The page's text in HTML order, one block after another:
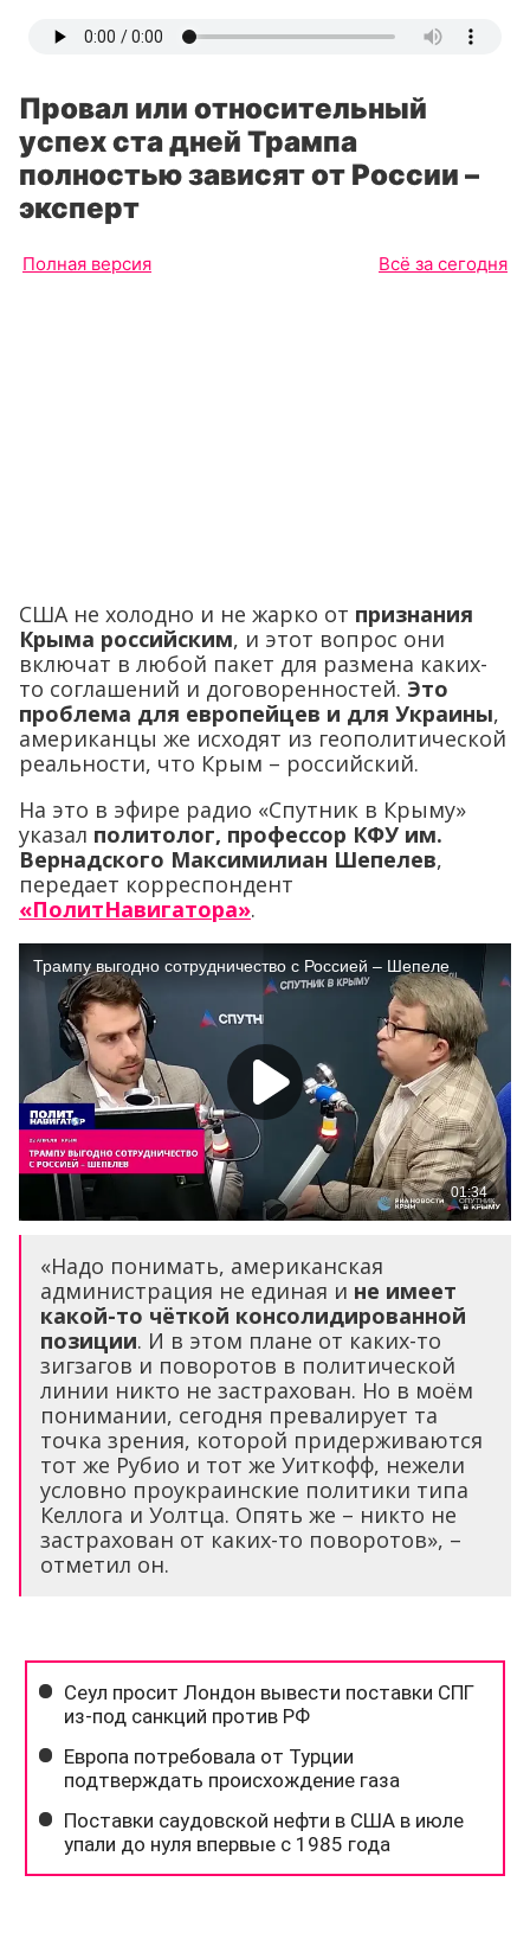
Провал или относительный
успех ста дней Трампа
полностью зависят от России –
эксперт
Полная версия Всё за сегодня
США не холодно и не жарко от признания
Крыма российским, и этот вопрос они
включат в любой пакет для размена каких-
то соглашений и договоренностей. Это
проблема для европейцев и для Украины,
американцы же исходят из геополитической
реальности, что Крым – российский.
На это в эфире радио «Спутник в Крыму»
указал политолог, профессор КФУ им.
Вернадского Максимилиан Шепелев,
передает корреспондент
«ПолитНавигатора».
«Надо понимать, американская
администрация не единая и не имеет
какой-то чёткой консолидированной
позиции. И в этом плане от каких-то
зигзагов и поворотов в политической
линии никто не застрахован. Но в моём
понимании, сегодня превалирует та
точка зрения, которой придерживаются
тот же Рубио и тот же Уиткофф, нежели
условно проукраинские политики типа
Келлога и Уолтца. Опять же – никто не
застрахован от каких-то поворотов», –
отметил он.